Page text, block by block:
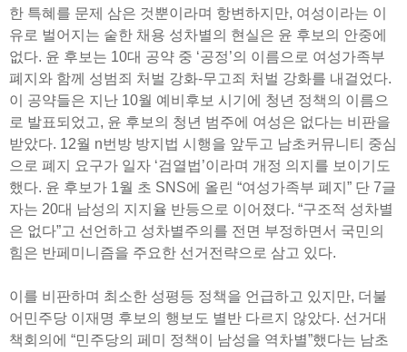
한 특혜를 문제 삼은 것뿐이라며 항변하지만, 여성이라는 이
유로 벌어지는 숱한 채용 성차별의 현실은 윤 후보의 안중에
없다. 윤 후보는 10대 공약 중 ‘공정’의 이름으로 여성가족부
폐지와 함께 성범죄 처벌 강화-무고죄 처벌 강화를 내걸었다.
이 공약들은 지난 10월 예비후보 시기에 청년 정책의 이름으
로 발표되었고, 윤 후보의 청년 범주에 여성은 없다는 비판을
받았다. 12월 n번방 방지법 시행을 앞두고 남초커뮤니티 중심
으로 폐지 요구가 일자 ‘검열법’이라며 개정 의지를 보이기도
했다. 윤 후보가 1월 초 SNS에 올린 “여성가족부 폐지” 단 7글
자는 20대 남성의 지지율 반등으로 이어졌다. “구조적 성차별
은 없다”고 선언하고 성차별주의를 전면 부정하면서 국민의
힘은 반페미니즘을 주요한 선거전략으로 삼고 있다.
이를 비판하며 최소한 성평등 정책을 언급하고 있지만, 더불
어민주당 이재명 후보의 행보도 별반 다르지 않았다. 선거대
책회의에 “민주당의 페미 정책이 남성을 역차별”했다는 남초